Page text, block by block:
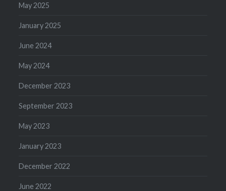
May 2025
January 2025
June 2024
May 2024
December 2023
September 2023
May 2023
January 2023
December 2022
June 2022